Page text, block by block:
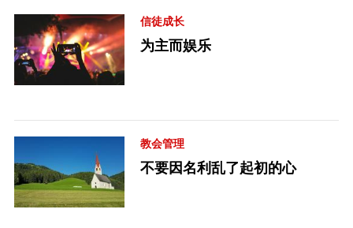
信徒成长
为主而娱乐
教会管理
不要因名利乱了起初的心